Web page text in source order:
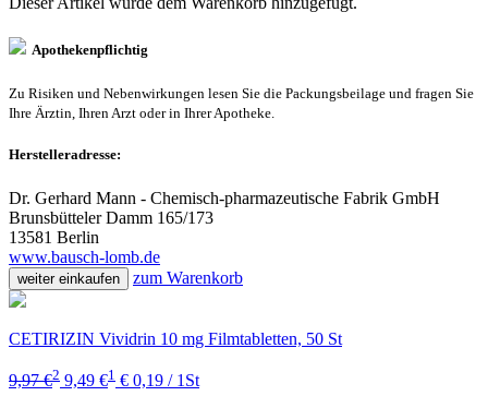
Apothekenpflichtig
Zu Risiken und Nebenwirkungen lesen Sie die Packungsbeilage und fragen Sie
Ihre Ärztin, Ihren Arzt oder in Ihrer Apotheke.
Herstelleradresse:
Dr. Gerhard Mann - Chemisch-pharmazeutische Fabrik GmbH
Brunsbütteler Damm 165/173
13581 Berlin
www.bausch-lomb.de
weiter einkaufen zum Warenkorb
CETIRIZIN Vividrin 10 mg Filmtabletten, 50 St
9,97 €2 9,49 €1 € 0,19 / 1St